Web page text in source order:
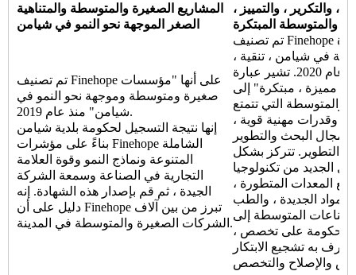
المشاريع الصغيرة والمتوسطة والمتناهية
الصغر الموجهة نحو النمو في شيامن
والتكرير ، والتمييز ،
والمتوسطة المبتكرة
تم تصنيف Finehope على أنها "مؤسسات
صغيرة ومتوسطة وموجهة نحو النمو في
شيامن" منذ عام 2019.
إنها نتيجة التسجيل لحكومة بلدية شيامن
بناءً على مؤشرات Finehope الشاملة
المتنوعة ونماذج النمو وقوة العلامة
التجارية في الصناعة وسمعة الشركة
الجيدة ، ثم قم بإصدار هذه الشهادة. إنه
دليل على أن Finehope تبرز من بين آلاف
الشركات الصغيرة والمتوسطة في المدينة.
تم تصنيف Finehope على أنها "شركات صغيرة
في شيامن ، تنقية ،
مميزة ، ومبتكرة" منذ عام 2020. تشير عبارة
، مميزة ، مبتكرة" إلى
والمتوسطة التي تتمتع
، وقدرات مهنية قوية ،
مجال البحث والتطوير
التطوير. تتركز بشكل
الجديد من تكنولوجيا
المعدات المتطورة ،
الجديدة ، والطب
المتوسطة إلى
الحكومة على تخصص ،
به تشجيع الابتكار